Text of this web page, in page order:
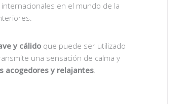
en el mundo de la
y cálido que puede ser utilizado
una sensación de calma y
acogedores y relajantes